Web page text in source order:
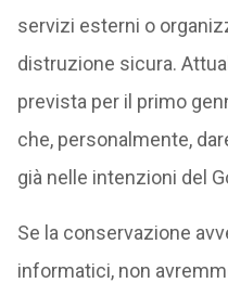
servizi esterni o
distruzione sicura.
prevista per il primo
che, personalmente,
già nelle intenzioni del
Se la conservazione
informatici, non